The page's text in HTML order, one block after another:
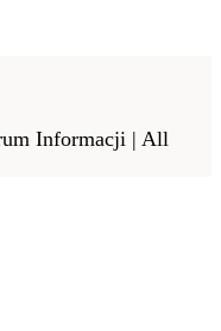
Informacji | All